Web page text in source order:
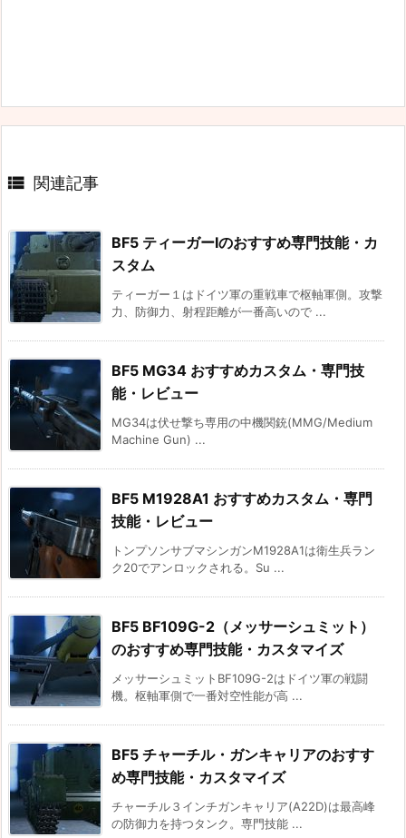
 関連記事
BF5 ティーガーⅠのおすすめ専門技能・カ
スタム
ティーガー１はドイツ軍の重戦車で枢軸軍側。攻撃
力、防御力、射程距離が一番高いので ...
BF5 MG34 おすすめカスタム・専門技
能・レビュー
MG34は伏せ撃ち専用の中機関銃(MMG/Medium
Machine Gun) ...
BF5 M1928A1 おすすめカスタム・専門
技能・レビュー
トンプソンサブマシンガンM1928A1は衛生兵ラン
ク20でアンロックされる。Su ...
BF5 BF109G-2（メッサーシュミット）
のおすすめ専門技能・カスタマイズ
メッサーシュミットBF109G-2はドイツ軍の戦闘
機。枢軸軍側で一番対空性能が高 ...
BF5 チャーチル・ガンキャリアのおすす
め専門技能・カスタマイズ
チャーチル３インチガンキャリア(A22D)は最高峰
の防御力を持つタンク。専門技能 ...